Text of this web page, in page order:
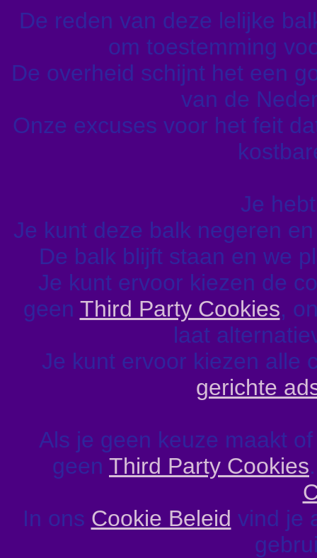
De reden van deze lelijke
om toestemming
De overheid schijnt het een
van de
Onze excuses voor het feit
Je
Je kunt deze balk negeren
De balk blijft staan en we
Je kunt ervoor kiezen de
geen Third Party Cookies,
laat
Je kunt ervoor kiezen alle
gerichte
Als je geen keuze maakt
geen Third Party Cookies
In ons Cookie Beleid vind je